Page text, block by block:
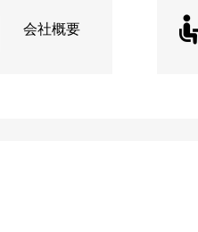
会社概要